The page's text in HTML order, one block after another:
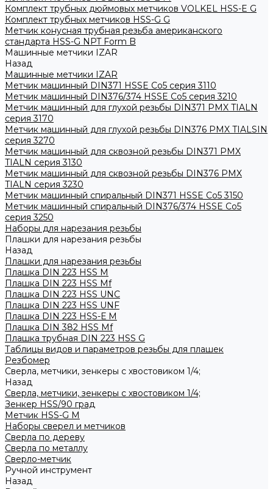
Комплект трубных дюймовых метчиков VOLKEL HSS-E G
Комплект трубных метчиков HSS-G G
Метчик конусная трубная резьба американского
стандарта HSS-G NPT Form B
Машинные метчики IZAR
Назад
Машинные метчики IZAR
Метчик машинный DIN371 HSSE Co5 серия 3110
Метчик машинный DIN376/374 HSSE Co5 серия 3210
Метчик машинный для глухой резьбы DIN371 PMX TIALN
серия 3170
Метчик машинный для глухой резьбы DIN376 PMX TIALSIN
серия 3270
Метчик машинный для сквозной резьбы DIN371 PMX
TIALN серия 3130
Метчик машинный для сквозной резьбы DIN376 PMX
TIALN серия 3230
Метчик машинный спиральный DIN371 HSSE Co5 3150
Метчик машинный спиральный DIN376/374 HSSE Co5
серия 3250
Наборы для нарезания резьбы
Плашки для нарезания резьбы
Назад
Плашки для нарезания резьбы
Плашка DIN 223 HSS M
Плашка DIN 223 HSS Mf
Плашка DIN 223 HSS UNC
Плашка DIN 223 HSS UNF
Плашка DIN 223 HSS-Е M
Плашка DIN 382 HSS Mf
Плашка трубная DIN 223 HSS G
Таблицы видов и параметров резьбы для плашек
Резбомер
Сверла, метчики, зенкеры с хвостовиком 1/4;
Назад
Сверла, метчики, зенкеры с хвостовиком 1/4;
Зенкер HSS/90 град
Метчик HSS-G М
Наборы сверел и метчиков
Сверла по дереву
Сверла по металлу
Сверло-метчик
Ручной инструмент
Назад